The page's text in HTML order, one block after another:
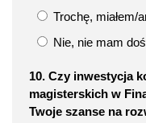
Trochę, miałem/
Nie, nie mam
10. Czy inwestycja
magisterskich w
Twoje szanse na